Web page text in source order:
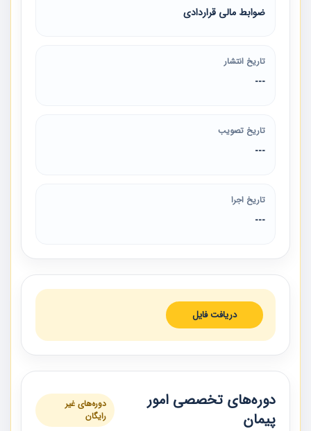
ضوابط مالی قراردادی
تاریخ انتشار
---
تاریخ تصویب
---
تاریخ اجرا
---
دریافت فایل
دوره‌های تخصصی امور
پیمان
دوره‌های غیر
رایگان